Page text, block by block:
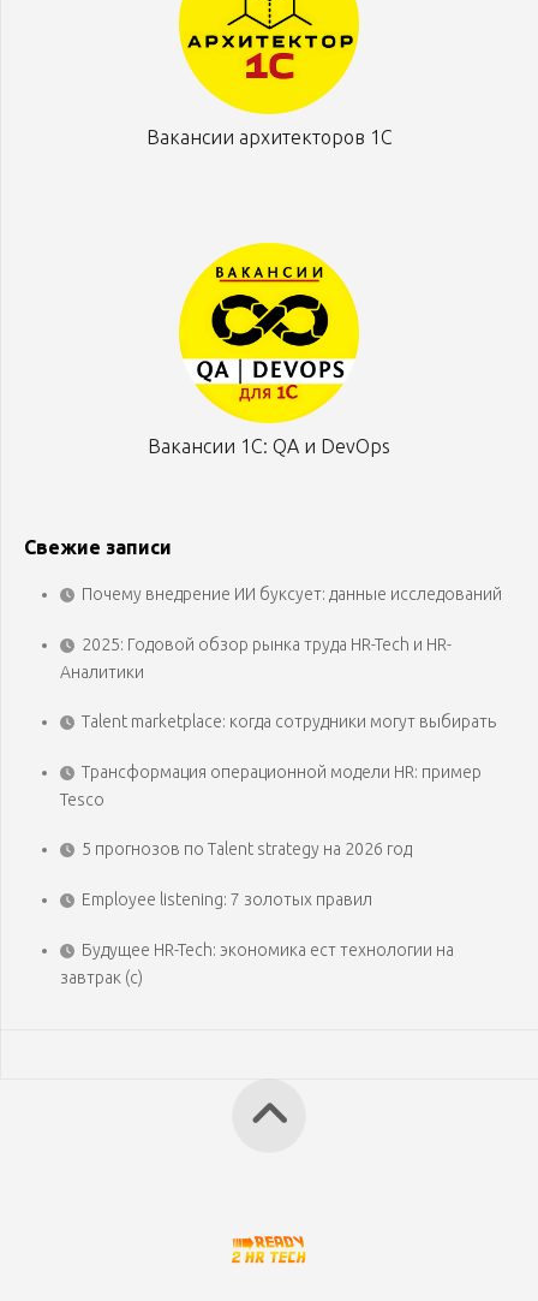
Вакансии архитекторов 1С
Вакансии 1С: QA и DevOps
Свежие записи
Почему внедрение ИИ буксует: данные исследований
2025: Годовой обзор рынка труда HR-Tech и HR-
Аналитики
Talent marketplace: когда сотрудники могут выбирать
Трансформация операционной модели HR: пример
Tesco
5 прогнозов по Talent strategy на 2026 год
Employee listening: 7 золотых правил
Будущее HR-Tech: экономика ест технологии на
завтрак (с)